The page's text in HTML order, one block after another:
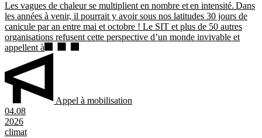
Les vagues de chaleur se multiplient en nombre et en intensité. Dans
les années à venir, il pourrait y avoir sous nos latitudes 30 jours de
canicule par an entre mai et octobre ! Le SIT et plus de 50 autres
organisations refusent cette perspective d’un monde invivable et
appellent à
Appel à mobilisation
04.08
2026
climat